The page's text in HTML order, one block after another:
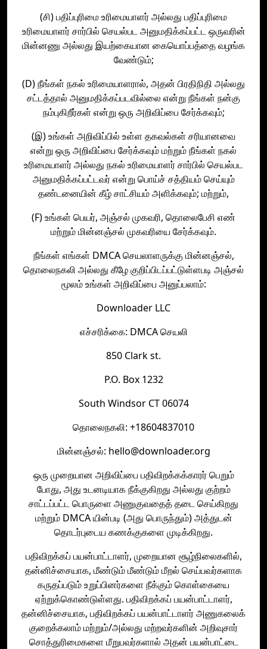
(சி) பதிப்புரிமை உரிமையாளர் அல்லது பதிப்புரிமை
உரிமையாளர் சார்பில் செயல்பட அனுமதிக்கப்பட்ட ஒருவரின்
மின்னணு அல்லது இயற்கையான கையொப்பத்தை வழங்க
வேண்டும்;
(D) நீங்கள் நகல் உரிமையாளரால், அதன் பிரதிநிதி அல்லது
சட்டத்தால் அனுமதிக்கப்படவில்லை என்று நீங்கள் நன்கு
நம்புகிறீர்கள் என்று ஒரு அறிவிப்பை சேர்க்கவும்;
(இ) உங்கள் அறிவிப்பில் உள்ள தகவல்கள் சரியானவை
என்று ஒரு அறிவிப்பை சேர்க்கவும் மற்றும் நீங்கள் நகல்
உரிமையாளர் அல்லது நகல் உரிமையாளர் சார்பில் செயல்பட
அனுமதிக்கப்பட்டவர் என்று பொய்ச் சத்தியம் செய்யும்
தண்டனையின் கீழ் சாட்சியம் அளிக்கவும்; மற்றும்,
(F) உங்கள் பெயர், அஞ்சல் முகவரி, தொலைபேசி எண்
மற்றும் மின்னஞ்சல் முகவரியை சேர்க்கவும்.
நீங்கள் எங்கள் DMCA செயலாளருக்கு மின்னஞ்சல்,
தொலைநகலி அல்லது கீழே குறிப்பிடப்பட்டுள்ளபடி அஞ்சல்
மூலம் உங்கள் அறிவிப்பை அனுப்பலாம்:
Downloader LLC
எச்சரிக்கை: DMCA செயலி
850 Clark st.
P.O. Box 1232
South Windsor CT 06074
தொலைநகலி: +18604837010
மின்னஞ்சல்: hello@downloader.org
ஒரு முறையான அறிவிப்பை பதிவிறக்கக்காரர் பெறும்
போது, அது உடனடியாக நீக்குகிறது அல்லது குற்றம்
சாட்டப்பட்ட பொருளை அணுகுவதைத் தடை செய்கிறது
மற்றும் DMCA யின்படி (அது பொருந்தும்) அத்துடன்
தொடர்புடைய கணக்குகளை முடிக்கிறது.
பதிவிறக்கப் பயன்பாட்டாளர், முறையான சூழ்நிலைகளில்,
தன்னிச்சையாக, மீண்டும் மீண்டும் மீறல் செய்பவர்களாக
கருதப்படும் உறுப்பினர்களை நீக்கும் கொள்கையை
ஏற்றுக்கொண்டுள்ளது. பதிவிறக்கப் பயன்பாட்டாளர்,
தன்னிச்சையாக, பதிவிறக்கப் பயன்பாட்டாளர் அணுகலைக்
குறைக்கலாம் மற்றும்/அல்லது மற்றவர்களின் அறிவுசார்
சொத்துரிமைகளை மீறுபவர்களால் அதன் பயன்பாட்டை